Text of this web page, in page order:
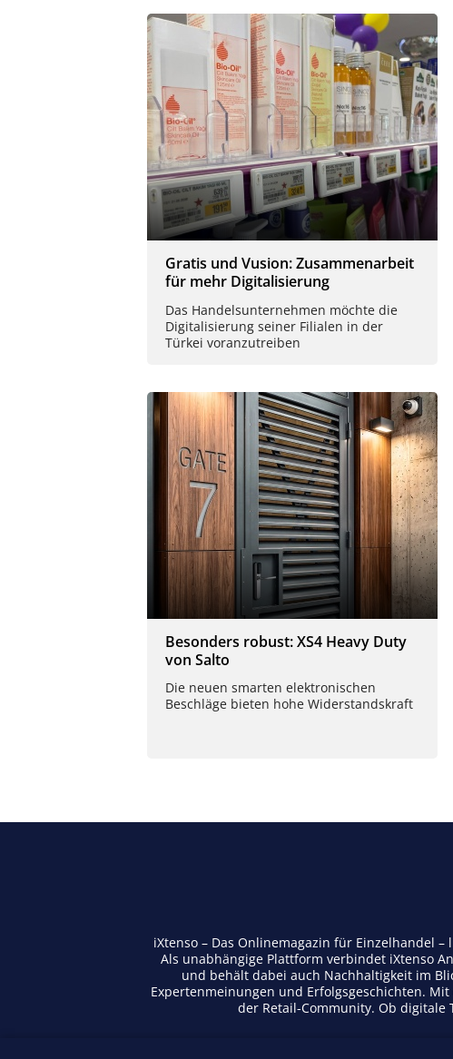
Gratis und Vusion: Zusammenarbeit
für mehr Digitalisierung
Das Handelsunternehmen möchte die
Digitalisierung seiner Filialen in der
Türkei voranzutreiben
Besonders robust: XS4 Heavy Duty
von Salto
Die neuen smarten elektronischen
Beschläge bieten hohe Widerstandskraft
iXtenso – Das Onlinemagazin für Einzelhandel
Als unabhängige Plattform verbindet iXtenso
und behält dabei auch Nachhaltigkeit im
Expertenmeinungen und Erfolgsgeschichten.
der Retail-Community. Ob digitale